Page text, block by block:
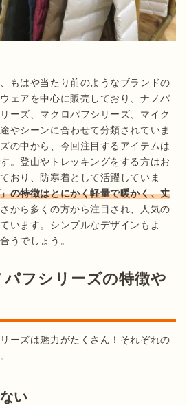
もはや当たり前のようなブランドの
ェアを中心に販売しており、ナノパ
ーズ、マクロパフシリーズ、マイク
やシーンに合わせて分類されていま
の中から、今回注目するアイテムは
す。登山やトレッキングをする方はお
おり、防寒着として活躍していま
の特徴はとにかく軽量で暖かく、丈
から多くの方から注目され、人気の
います。シンプルなデザインもよ
うでしょう。
フシリーズの特徴や
ーズは魅力がたくさん！それぞれの
い